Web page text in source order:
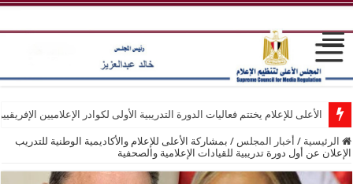
الأعلى للإعلام يختتم فعاليات الدورة التدريبية الأولى لكوادر الإعلاميين
الرئيسية / أخبار المجلس / بمشاركة الأعلى للإعلام والأكاديمية الوطنية للتدريب
الإعلان عن أول دورة تدريبية للقيادات الإعلامية والصحفية